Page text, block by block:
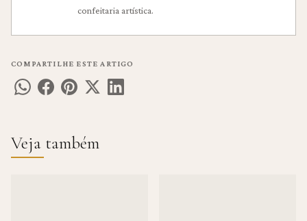
confeitaria artística.
COMPARTILHE ESTE ARTIGO
Veja também